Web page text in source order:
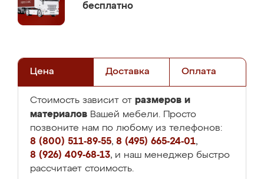
бесплатно
Цена Доставка Оплата
Стоимость зависит от размеров и
материалов Вашей мебели. Просто
позвоните нам по любому из телефонов:
8 (800) 511-89-55, 8 (495) 665-24-01,
8 (926) 409-68-13, и наш менеджер быстро
рассчитает стоимость.